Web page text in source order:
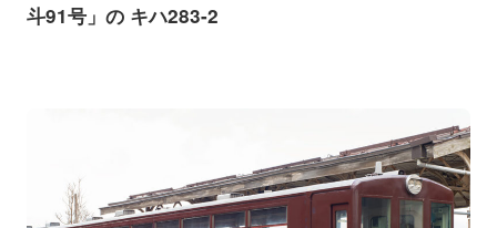
斗91号」の キハ283-2